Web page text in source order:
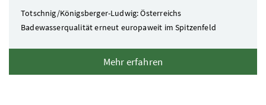
Totschnig/Königsberger-Ludwig: Österreichs
Badewasserqualität erneut europaweit im Spitzenfeld
Mehr erfahren